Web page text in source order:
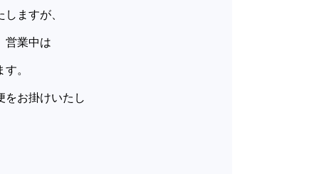
ますが、
営業中は
。
をお掛けいたし